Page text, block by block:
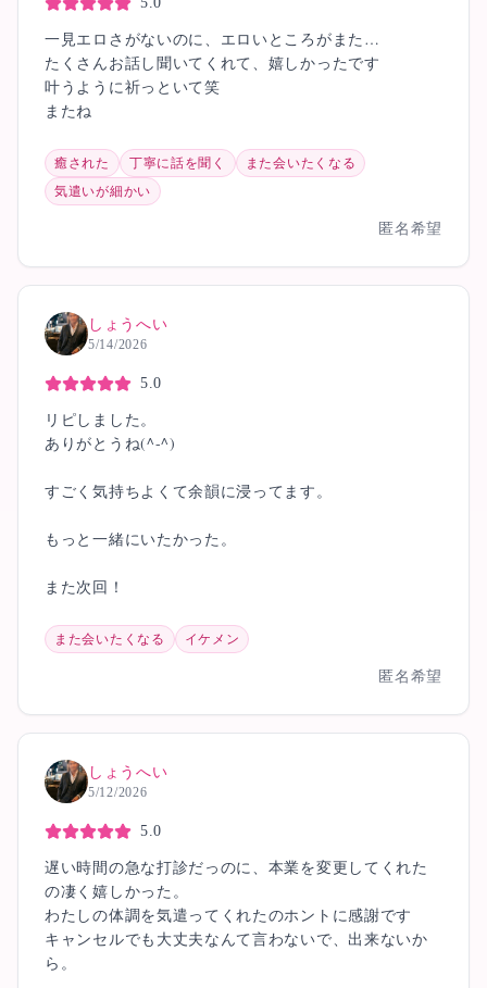
一見エロさがないのに、エロいところがまた…
たくさんお話し聞いてくれて、嬉しかったです
叶うように祈っといて笑
またね
癒された 丁寧に話を聞く
また会いたくなる
気遣いが細かい
匿名希望
しょうへい
5/14/2026
5.0
リピしました。
ありがとうね(^-^)
すごく気持ちよくて余韻に浸ってます。
もっと一緒にいたかった。
また次回！
また会いたくなる イケメン
匿名希望
しょうへい
5/12/2026
5.0
遅い時間の急な打診だっのに、本業を変更してくれた
の凄く嬉しかった。
わたしの体調を気遣ってくれたのホントに感謝です
キャンセルでも大丈夫なんて言わないで、出来ないか
ら。